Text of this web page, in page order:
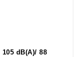
105 dB(A)/ 88